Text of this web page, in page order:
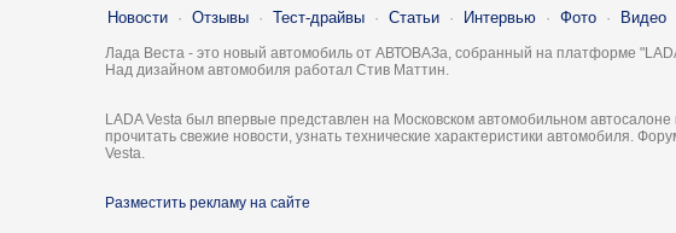
Новости · Отзывы · Тест-драйвы · Статьи · Интервью · Фото · Видео
Лада Веста - это новый автомобиль от АВТОВАЗа, собранный на платформе
Над дизайном автомобиля работал Стив Маттин.
LADA Vesta был впервые представлен на Московском автомобильном
прочитать свежие новости, узнать технические характеристики автомобиля.
Vesta.
Разместить рекламу на сайте